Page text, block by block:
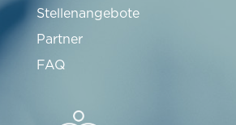
Stellenangebote
Partner
FAQ